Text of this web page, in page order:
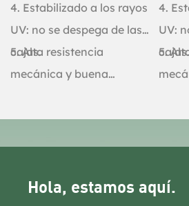
4. Estabilizado a los rayos
UV: no se despega de las
cajas.
5. Alta resistencia
mecánica y buena
4.
UV:
cajas.
5.
Hola, estamos aquí.